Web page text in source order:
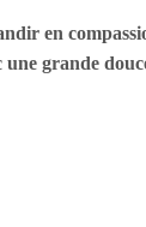
en
une grande